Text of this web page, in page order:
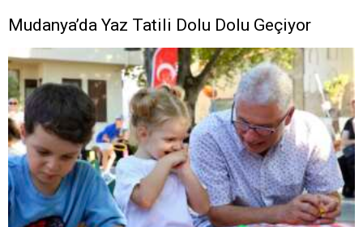
Mudanya’da Yaz Tatili Dolu Dolu Geçiyor